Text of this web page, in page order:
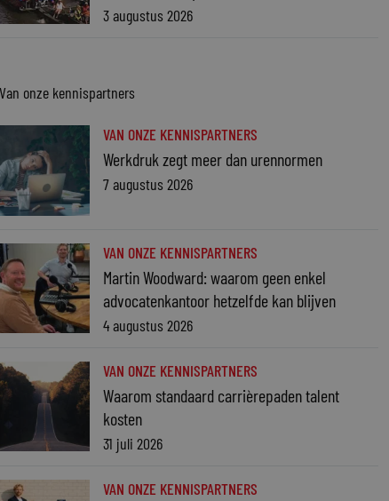
3 augustus 2026
Van onze kennispartners
VAN ONZE KENNISPARTNERS
Werkdruk zegt meer dan urennormen
7 augustus 2026
VAN ONZE KENNISPARTNERS
Martin Woodward: waarom geen enkel
advocatenkantoor hetzelfde kan blijven
4 augustus 2026
VAN ONZE KENNISPARTNERS
Waarom standaard carrièrepaden talent
kosten
31 juli 2026
VAN ONZE KENNISPARTNERS